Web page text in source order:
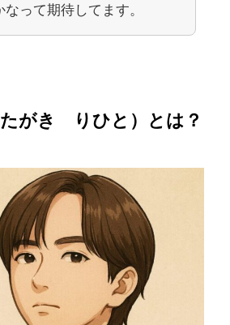
なって期待してます。
たがき りひと） とは？